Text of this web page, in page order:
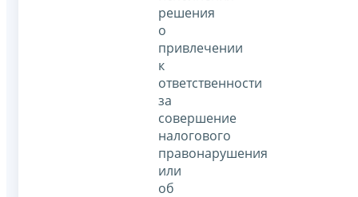
решения
о
привлечении
к
ответственности
за
совершение
налогового
правонарушения
или
об